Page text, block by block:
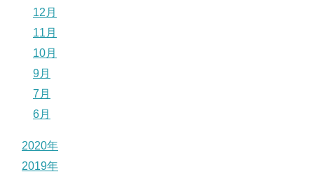
12月
11月
10月
9月
7月
6月
2020年
2019年